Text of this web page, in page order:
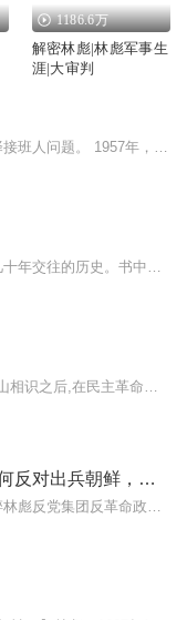
1186.6万
解密林彪|林彪军事生
涯|大审判
文革前夜的林彪｜林彪为何反对出兵朝鲜，毛泽东与林彪关系｜江青